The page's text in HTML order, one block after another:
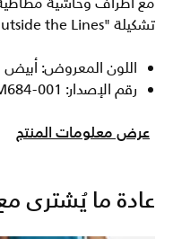
تشكيلة "Outside the Lines" للحصول على مظهر متناسق.
اللون المعروض: أبيض
رقم الإصدار: 86M684-001
عرض معلومات المنتج
عادة ما يُشترى